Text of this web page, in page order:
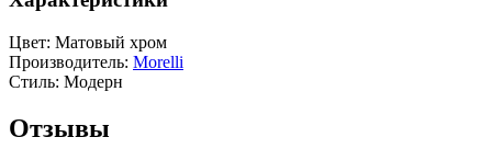
Цвет: Матовый хром
Производитель: Morelli
Стиль: Модерн
Отзывы